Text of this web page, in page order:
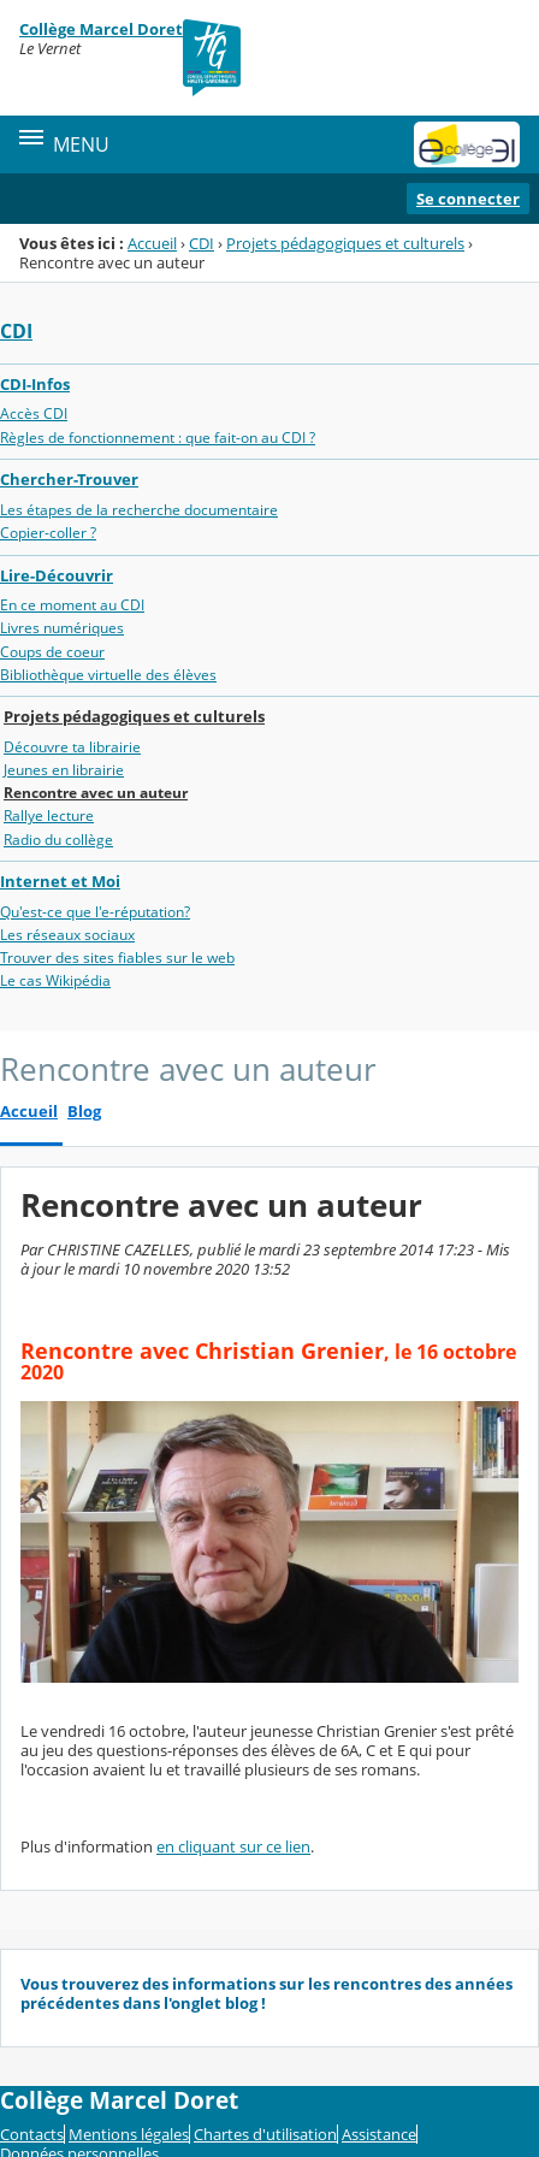
Menu de la rubrique
Contenu
Collège Marcel Doret
Le Vernet
MENU
Se connecter
Vous êtes ici : Accueil›CDI › Projets pédagogiques et culturels›
Rencontre avec un auteur
CDI
CDI-Infos
Accès CDI
Règles de fonctionnement : que fait-on au CDI ?
Chercher-Trouver
Les étapes de la recherche documentaire
Copier-coller ?
Lire-Découvrir
En ce moment au CDI
Livres numériques
Coups de coeur
Bibliothèque virtuelle des élèves
Projets pédagogiques et culturels
Découvre ta librairie
Jeunes en librairie
Rencontre avec un auteur
Rallye lecture
Radio du collège
Internet et Moi
Qu'est-ce que l'e-réputation?
Les réseaux sociaux
Trouver des sites fiables sur le web
Le cas Wikipédia
Rencontre avec un auteur
Accueil Blog
Rencontre avec un auteur
Par CHRISTINE CAZELLES, publié le mardi 23 septembre 2014 17:23 - Mis
à jour le mardi 10 novembre 2020 13:52
Rencontre avec Christian Grenier, le 16 octobre
2020
Le vendredi 16 octobre, l'auteur jeunesse Christian Grenier s'est prêté
au jeu des questions-réponses des élèves de 6A, C et E qui pour
l'occasion avaient lu et travaillé plusieurs de ses romans.
Plus d'information en cliquant sur ce lien.
Vous trouverez des informations sur les rencontres des années
précédentes dans l'onglet blog !
Collège Marcel Doret
Contacts Mentions légales Chartes d'utilisation Assistance